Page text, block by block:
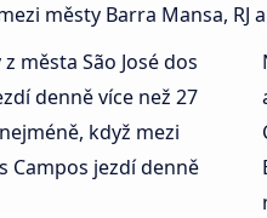
městy Barra Mansa, RJ
z města São José dos
denně více než 27
když mezi
Campos jezdí denně